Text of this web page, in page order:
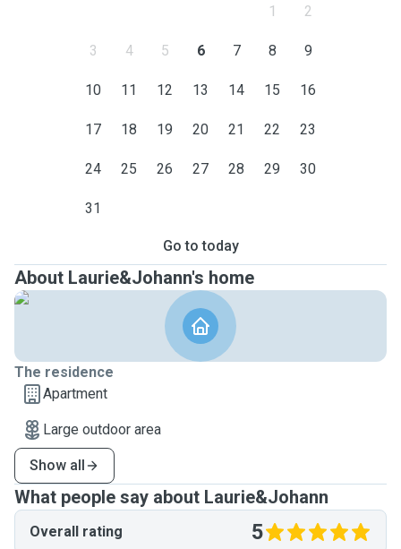
1 2
3 4 5 6 7 8 9
10 11 12 13 14 15 16
17 18 19 20 21 22 23
24 25 26 27 28 29 30
31
Go to today
About Laurie&Johann's home
The residence
Apartment
Large outdoor area
Show all
What people say about Laurie&Johann
Overall rating 5